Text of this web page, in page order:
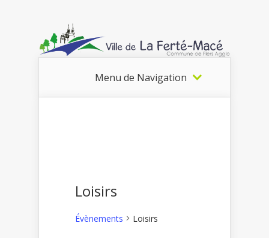
Menu de Navigation
Loisirs
Évènements Loisirs